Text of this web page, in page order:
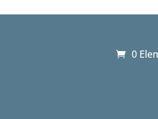
0